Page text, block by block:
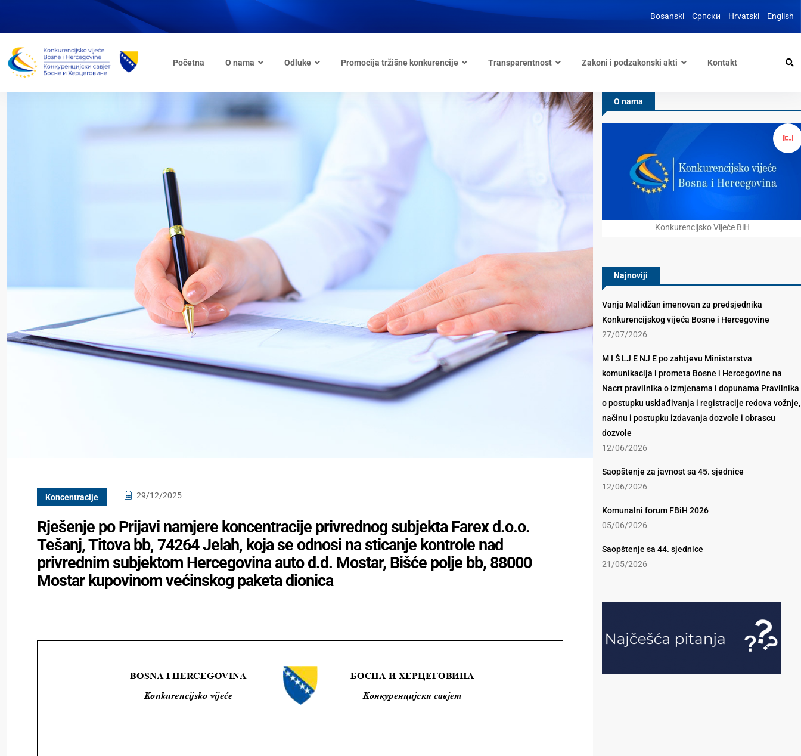
Bosanski Српски Hrvatski English
Početna O nama Odluke Promocija tržišne konkurencije Transparentnost Zakoni i podzakonski akti Kontakt
Koncentracije 29/12/2025
Rješenje po Prijavi namjere koncentracije privrednog subjekta Farex d.o.o.
Tešanj, Titova bb, 74264 Jelah, koja se odnosi na sticanje kontrole nad
privrednim subjektom Hercegovina auto d.d. Mostar, Bišće polje bb, 88000
Mostar kupovinom većinskog paketa dionica
O nama
Konkurencijsko Vijeće BiH
Najnoviji
Vanja Malidžan imenovan za predsjednika
Konkurencijskog vijeća Bosne i Hercegovine
27/07/2026
M I Š LJ E NJ E po zahtjevu Ministarstva
komunikacija i prometa Bosne i Hercegovine na
Nacrt pravilnika o izmjenama i dopunama Pravilnika
o postupku usklađivanja i registracije redova vožnje,
načinu i postupku izdavanja dozvole i obrascu
dozvole
12/06/2026
Saopštenje za javnost sa 45. sjednice
12/06/2026
Komunalni forum FBiH 2026
05/06/2026
Saopštenje sa 44. sjednice
21/05/2026